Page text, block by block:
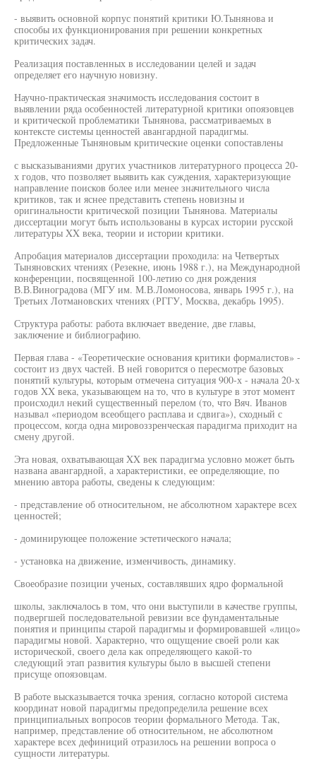
- выявить основной корпус понятий критики Ю.Тынянова и
способы их функционирования при решении конкретных
критических задач.
Реализация поставленных в исследовании целей и задач
определяет его научную новизну.
Научно-практическая значимость исследования состоит в
выявлении ряда особенностей литературной критики опоязовцев
и критической проблематики Тынянова, рассматриваемых в
контексте системы ценностей авангардной парадигмы.
Предложенные Тыняновым критические оценки сопоставлены
с высказываниями других участников литературного процесса 20-
х годов, что позволяет выявить как суждения, характеризующие
направление поисков более или менее значительного числа
критиков, так и яснее представить степень новизны и
оригинальности критической позиции Тынянова. Материалы
диссертации могут быть использованы в курсах истории русской
литературы XX века, теории и истории критики.
Апробация материалов диссертации проходила: на Четвертых
Тыняновских чтениях (Резекне, июнь 1988 г.), на Международной
конференции, посвященной 100-летию со дня рождения
В.В.Виноградова (МГУ им. М.В.Ломоносова, январь 1995 г.), на
Третьих Лотмановских чтениях (РГГУ, Москва, декабрь 1995).
Структура работы: работа включает введение, две главы,
заключение и библиографию.
Первая глава - «Теоретические основания критики формалистов» -
состоит из двух частей. В ней говорится о пересмотре базовых
понятий культуры, которым отмечена ситуация 900-х - начала 20-х
годов XX века, указывающем на то, что в культуре в этот момент
происходил некий существенный перелом (то, что Вяч. Иванов
называл «периодом всеобщего расплава и сдвига»), сходный с
процессом, когда одна мировоззренческая парадигма приходит на
смену другой.
Эта новая, охватывающая XX век парадигма условно может быть
названа авангардной, а характеристики, ее определяющие, по
мнению автора работы, сведены к следующим:
- представление об относительном, не абсолютном характере всех
ценностей;
- доминирующее положение эстетического начала;
- установка на движение, изменчивость, динамику.
Своеобразие позиции ученых, составлявших ядро формальной
школы, заключалось в том, что они выступили в качестве группы,
подвергшей последовательной ревизии все фундаментальные
понятия и принципы старой парадигмы и формировавшей «лицо»
парадигмы новой. Характерно, что ощущение своей роли как
исторической, своего дела как определяющего какой-то
следующий этап развития культуры было в высшей степени
присуще опоязовцам.
В работе высказывается точка зрения, согласно которой система
координат новой парадигмы предопределила решение всех
принципиальных вопросов теории формального Метода. Так,
например, представление об относительном, не абсолютном
характере всех дефиниций отразилось на решении вопроса о
сущности литературы.